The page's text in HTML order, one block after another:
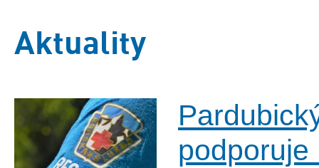
Aktuality
podporuje